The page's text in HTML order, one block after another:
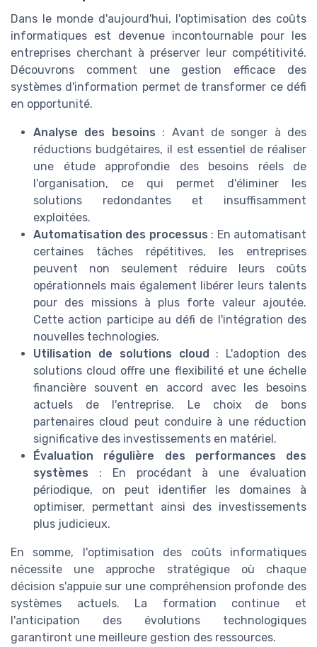
Dans le monde d'aujourd'hui, l'optimisation des coûts
informatiques est devenue incontournable pour les
entreprises cherchant à préserver leur compétitivité.
Découvrons comment une gestion efficace des
systèmes d'information permet de transformer ce défi
en opportunité.
Analyse des besoins : Avant de songer à des
réductions budgétaires, il est essentiel de réaliser
une étude approfondie des besoins réels de
l'organisation, ce qui permet d'éliminer les
solutions redondantes et insuffisamment
exploitées.
Automatisation des processus : En automatisant
certaines tâches répétitives, les entreprises
peuvent non seulement réduire leurs coûts
opérationnels mais également libérer leurs talents
pour des missions à plus forte valeur ajoutée.
Cette action participe au défi de l'intégration des
nouvelles technologies.
Utilisation de solutions cloud : L'adoption des
solutions cloud offre une flexibilité et une échelle
financière souvent en accord avec les besoins
actuels de l'entreprise. Le choix de bons
partenaires cloud peut conduire à une réduction
significative des investissements en matériel.
Évaluation régulière des performances des
systèmes : En procédant à une évaluation
périodique, on peut identifier les domaines à
optimiser, permettant ainsi des investissements
plus judicieux.
En somme, l'optimisation des coûts informatiques
nécessite une approche stratégique où chaque
décision s'appuie sur une compréhension profonde des
systèmes actuels. La formation continue et
l'anticipation des évolutions technologiques
garantiront une meilleure gestion des ressources.